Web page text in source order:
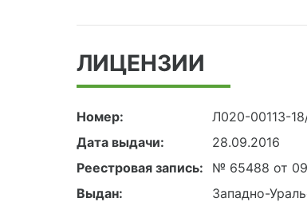
ЛИЦЕНЗИИ
Номер:
Л020-00113-
Дата выдачи:
28.09.2016
Реестровая запись:
№ 65488 от
Выдан:
Западно-